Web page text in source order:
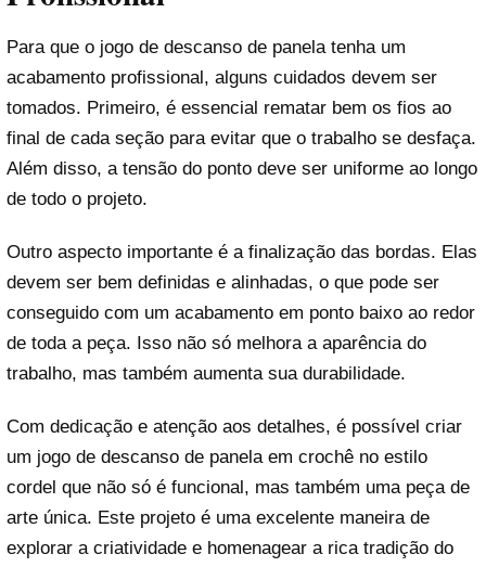
Para que o jogo de descanso de panela tenha um
acabamento profissional, alguns cuidados devem ser
tomados. Primeiro, é essencial rematar bem os fios ao
final de cada seção para evitar que o trabalho se desfaça.
Além disso, a tensão do ponto deve ser uniforme ao longo
de todo o projeto.
Outro aspecto importante é a finalização das bordas. Elas
devem ser bem definidas e alinhadas, o que pode ser
conseguido com um acabamento em ponto baixo ao redor
de toda a peça. Isso não só melhora a aparência do
trabalho, mas também aumenta sua durabilidade.
Com dedicação e atenção aos detalhes, é possível criar
um jogo de descanso de panela em crochê no estilo
cordel que não só é funcional, mas também uma peça de
arte única. Este projeto é uma excelente maneira de
explorar a criatividade e homenagear a rica tradição do